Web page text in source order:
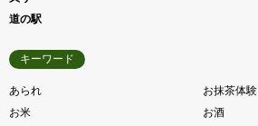
道の駅
キーワード
あられ
お抹茶体験
お米
お酒